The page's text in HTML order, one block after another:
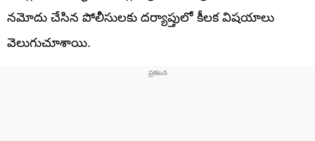
నమోదు చేసిన పోలీసులకు దర్యాప్తులో కీలక విషయాలు
వెలుగుచూశాయి.